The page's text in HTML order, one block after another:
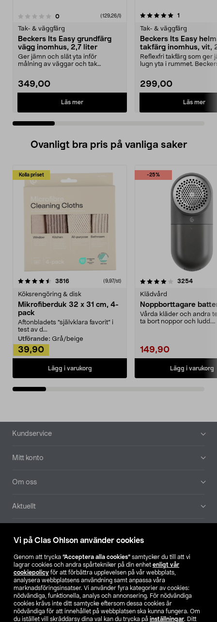
Vi på Clas Ohlson använder cookies
Genom att trycka ”Acceptera alla cookies” samtycker du till att vi
lagrar cookies och andra spårtekniker på din enhet enligt vår
cookiepolicy för att förbättra upplevelsen på vår webbplats,
analysera webbplatsens användning samt anpassa våra
marknadsföringsinsatser. Vi använder fyra kategorier av cookies:
nödvändiga, funktionella, analys och annonsering. För nödvändiga
cookies krävs inte ditt samtycke eftersom dessa cookies är
nödvändiga för att innehållet på webbplatsen ska kunna fungera. Om
du istället vill skräddarsy dina val kan du trycka på inställningar. Ditt
0recensioner (129,26/l)
Tak- & väggfärg
Beckers Its Easy grundfärg
vägg inomhus, 2,7 liter
Ger jämn och slät yta inför
målning av väggar och tak
349,00
Läs mer
5.0 av 5 stjärnor 1
Tak- & väggfärg
Beckers Its Easy
takfärg inomhus, vit,
Reflexfri takfärg som ger
lugn yta i rummet.
299,00
Läs mer
3.5 av 5 stjärnor
Ovanligt bra pris på vanliga saker
Kolla priset
3816recensioner (9,97/st)
Köksrengöring & disk
Mikrofiberduk 32 x 31 cm, 4-
pack
Aftonbladets "självklara favorit” i
test av d...
Utförande: Grå/beige
39,90
Lägg i varukorg
-25%
4.0av 5 stjärnor 3254
Klädvård
Noppborttagare
Vårda kläder och andra
ta bort noppor och ludd.
149,90
Lägg i varukorg
4.5av 5 stjärnor
Sidfot
Kundservice
Mitt konto
Om oss
Aktuellt
Hitta butik
SE NO FI